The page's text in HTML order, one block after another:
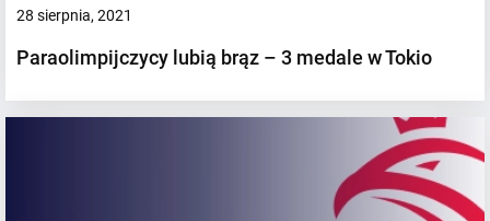
28 sierpnia, 2021
Paraolimpijczycy lubią brąz – 3 medale w Tokio